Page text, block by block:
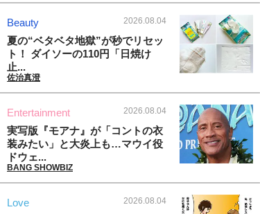
Beauty 2026.08.04
夏の“ベタベタ地獄”が秒でリセッ
ト！ ダイソーの110円「日焼け
止...
佐治真澄
Entertainment 2026.08.04
実写版『モアナ』が「コントの衣
装みたい」と大炎上も…マウイ役
ドウェ...
BANG SHOWBIZ
Love 2026.08.04